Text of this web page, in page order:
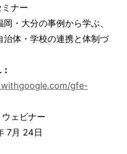
ナー
岡・大分の事例から学ぶ、
治体・学校の連携と体制づ
gfe-
ウェビナー
7月 24日